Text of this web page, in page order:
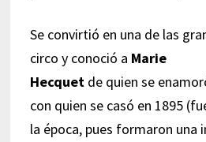
Se convirtió en una de las
circo y conoció a Marie
Hecquetde quien se
con quien se casó en 1895
la época, pues formaron una